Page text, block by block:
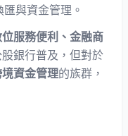
與資金管理。
服務便利、金融商
銀行普及，但對於
資金管理的族群，